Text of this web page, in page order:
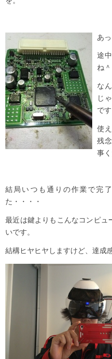
あ
途
ね
な
じ
で
使
残
事
結局いつも通りの作業で完
た・・・・
最近は鍵よりもこんなコンピュ
いです。
結構ヒヤヒヤしますけど、達成